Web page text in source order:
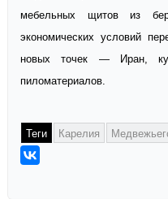
мебельных щитов из
экономических условий
новых точек — Иран,
пиломатериалов.
Теги Карелия